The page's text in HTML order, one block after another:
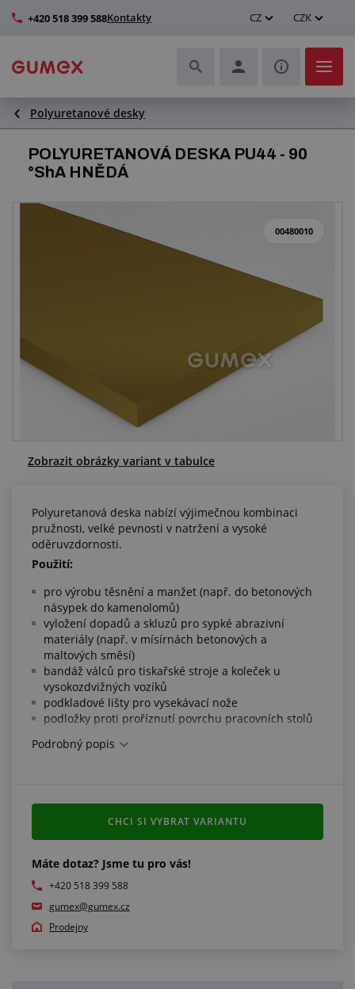
+420 518 399 588Kontakty CZ CZK
Hadice a jejich kompletace
Profily a výroba těsnění
Technické plasty
Dopravníkové pásy a montáž
Centrum poptávek
Polyuretanové desky
POLYURETANOVÁ DESKA PU44 - 90
°ShA HNĚDÁ
00480010
Zobrazit obrázky variant v tabulce
Polyuretanová deska nabízí výjimečnou kombinaci
pružnosti, velké pevnosti v natržení a vysoké
oděruvzdornosti.
Použití:
pro výrobu těsnění a manžet (např. do betonových
násypek do kamenolomů)
vyložení dopadů a skluzů pro sypké abrazivní
materiály (např. v mísírnách betonových a
maltových směsí)
bandáž válců pro tiskařské stroje a koleček u
vysokozdvižných vozíků
podkladové lišty pro vysekávací nože
podložky proti proříznutí povrchu pracovních stolů
materiál: polyuretan
tvrdost: 90 °ShA
pevnost v tahu: 44 N/mm2
barva: hnědá
pracovní teplota: -30 °C/+80 °C
Podrobný popis
Máte dotaz? Jsme tu pro vás!
+420 518 399 588
gumex@gumex.cz
Prodejny
CHCI SI VYBRAT VARIANTU